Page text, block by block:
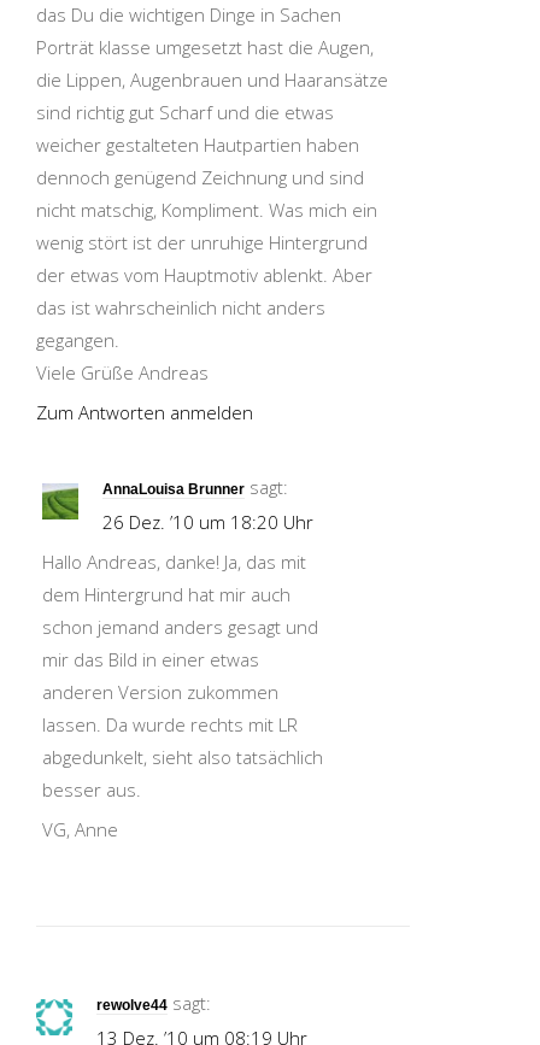
das Du die wichtigen Dinge in Sachen
Porträt klasse umgesetzt hast die Augen,
die Lippen, Augenbrauen und Haaransätze
sind richtig gut Scharf und die etwas
weicher gestalteten Hautpartien haben
dennoch genügend Zeichnung und sind
nicht matschig, Kompliment. Was mich ein
wenig stört ist der unruhige Hintergrund
der etwas vom Hauptmotiv ablenkt. Aber
das ist wahrscheinlich nicht anders
gegangen.
Viele Grüße Andreas
Zum Antworten anmelden
AnnaLouisa Brunner sagt:
26 Dez. ’10 um 18:20 Uhr
Hallo Andreas, danke! Ja, das mit
dem Hintergrund hat mir auch
schon jemand anders gesagt und
mir das Bild in einer etwas
anderen Version zukommen
lassen. Da wurde rechts mit LR
abgedunkelt, sieht also tatsächlich
besser aus.
VG, Anne
rewolve44 sagt:
13 Dez. ’10 um 08:19 Uhr